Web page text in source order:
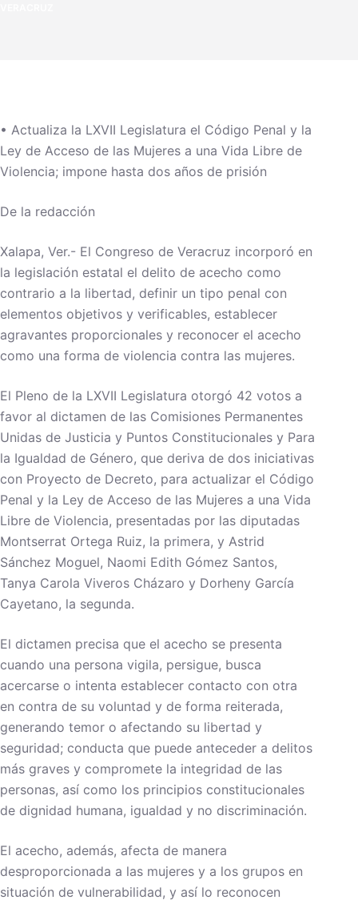
• Actualiza la LXVII Legislatura el Código Penal y la
Ley de Acceso de las Mujeres a una Vida Libre de
Violencia; impone hasta dos años de prisión
De la redacción
Xalapa, Ver.- El Congreso de Veracruz incorporó en
la legislación estatal el delito de acecho como
contrario a la libertad, definir un tipo penal con
elementos objetivos y verificables, establecer
agravantes proporcionales y reconocer el acecho
como una forma de violencia contra las mujeres.
El Pleno de la LXVII Legislatura otorgó 42 votos a
favor al dictamen de las Comisiones Permanentes
Unidas de Justicia y Puntos Constitucionales y Para
la Igualdad de Género, que deriva de dos iniciativas
con Proyecto de Decreto, para actualizar el Código
Penal y la Ley de Acceso de las Mujeres a una Vida
Libre de Violencia, presentadas por las diputadas
Montserrat Ortega Ruiz, la primera, y Astrid
Sánchez Moguel, Naomi Edith Gómez Santos,
Tanya Carola Viveros Cházaro y Dorheny García
Cayetano, la segunda.
El dictamen precisa que el acecho se presenta
cuando una persona vigila, persigue, busca
acercarse o intenta establecer contacto con otra
en contra de su voluntad y de forma reiterada,
generando temor o afectando su libertad y
seguridad; conducta que puede anteceder a delitos
más graves y compromete la integridad de las
personas, así como los principios constitucionales
de dignidad humana, igualdad y no discriminación.
El acecho, además, afecta de manera
desproporcionada a las mujeres y a los grupos en
situación de vulnerabilidad, y así lo reconocen